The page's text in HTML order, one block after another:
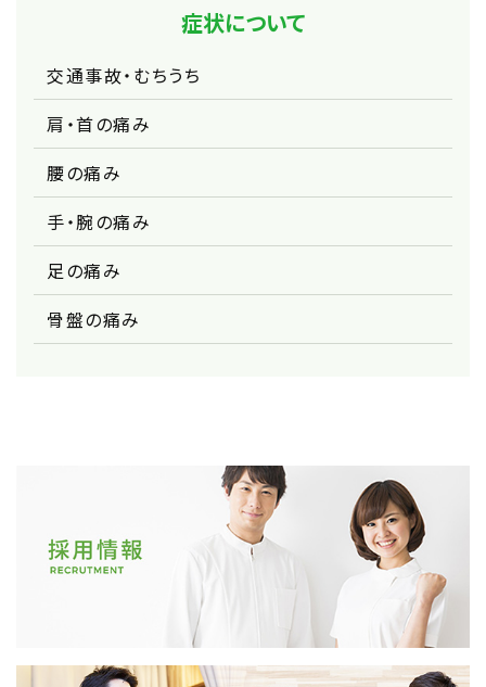
症状について
交通事故・むちうち
肩・首の痛み
腰の痛み
手・腕の痛み
足の痛み
骨盤の痛み